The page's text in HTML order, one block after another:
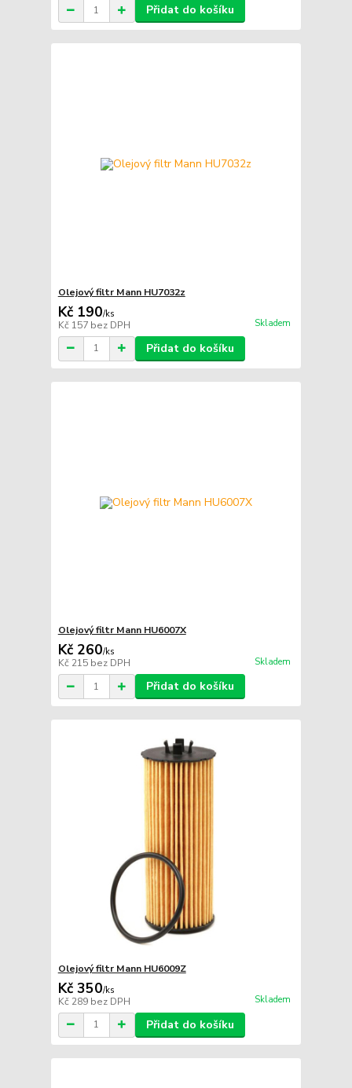
Přidat do košíku
Olejový filtr Mann HU7032z
Kč 190/ks
Kč 157 bez DPH Skladem
Přidat do košíku
Olejový filtr Mann HU6007X
Kč 260/ks
Kč 215 bez DPH Skladem
Přidat do košíku
Olejový filtr Mann HU6009Z
Kč 350/ks
Kč 289 bez DPH Skladem
Přidat do košíku